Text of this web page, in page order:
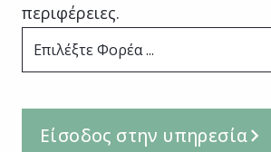
περιφέρειες.
Επιλέξτε Φορέα ...
Είσοδος στην υπηρεσία